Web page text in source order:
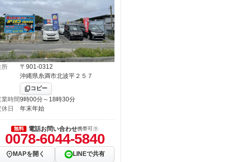
所
〒901-0312
沖縄県糸満市北波平２５７
コピー
業時間9時00分～18時30分
休日
年末年始
無料 電話お問い合わせ携帯可
0078-6044-5840
MAPを開く
LINEで共有